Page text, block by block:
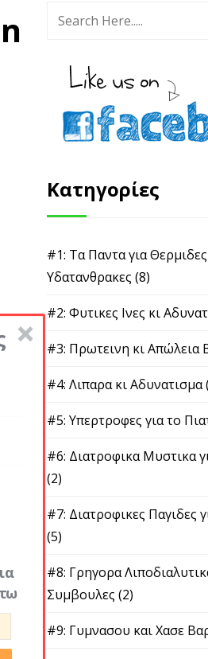
Κατηγορίες
#1: Τα Παντα για Θερμιδες
Υδατανθρακες (8)
#2: Φυτικες Ινες κι
#3: Πρωτεινη κι Απώλεια
#4: Λιπαρα κι Αδυνατισμα
#5: Υπερτροφες για το
#6: Διατροφικα Μυστικα
(2)
#7: Διατροφικες Παγιδες
(5)
#8: Γρηγορα
Συμβουλες (2)
#9: Γυμνασου και Χασε